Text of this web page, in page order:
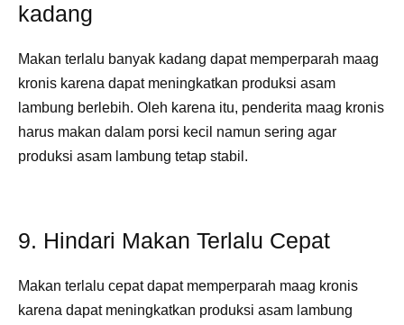
kadang
Makan terlalu banyak kadang dapat memperparah maag
kronis karena dapat meningkatkan produksi asam
lambung berlebih. Oleh karena itu, penderita maag kronis
harus makan dalam porsi kecil namun sering agar
produksi asam lambung tetap stabil.
9. Hindari Makan Terlalu Cepat
Makan terlalu cepat dapat memperparah maag kronis
karena dapat meningkatkan produksi asam lambung